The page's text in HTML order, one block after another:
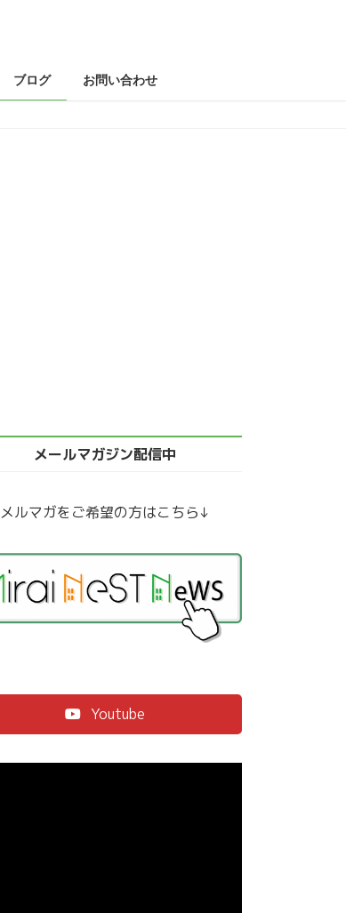
ブログ お問い合わせ
メールマガジン配信中
メルマガをご希望の方はこちら↓
Youtube